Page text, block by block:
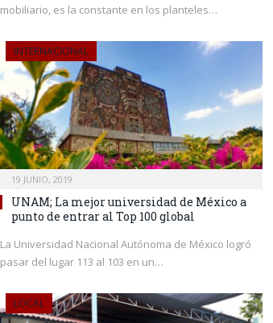
mobiliario, es la constante en los planteles…
INTERNACIONAL
19 JUNIO, 2019
UNAM; La mejor universidad de México a
punto de entrar al Top 100 global
La Universidad Nacional Autónoma de México logró
pasar del lugar 113 al 103 en un…
LOCAL